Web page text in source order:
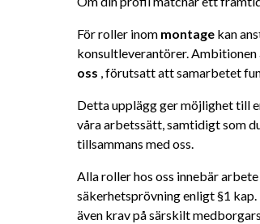
För roller inom montage kan
konsultleverantörer.
oss , förutsatt att samarbetet
Detta upplägg ger möjlighet till
våra arbetssätt, samtidigt som
tillsammans med oss.
Alla roller hos oss innebär
säkerhetsprövning enligt §1
även krav på särskilt